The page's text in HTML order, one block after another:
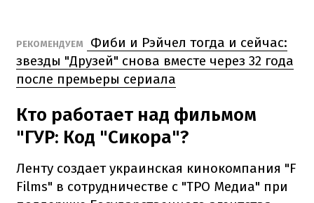
РЕКОМЕНДУЕМ
Фиби и Рэйчел тогда и сейчас:
звезды "Друзей" снова вместе через 32 года
после премьеры сериала
Кто работает над фильмом
"ГУР: Код "Сикора"?
Ленту создает украинская кинокомпания "F
Films" в сотрудничестве с "ТРО Медиа" при